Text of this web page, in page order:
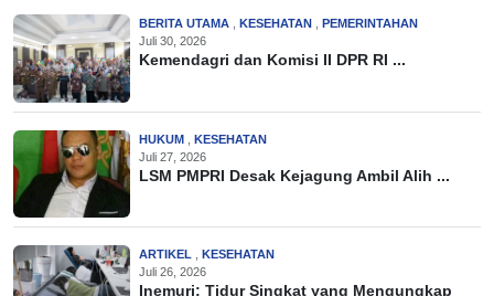
BERITA UTAMA KESEHATAN
PEMERINTAHAN
Juli 30, 2026
Kemendagri dan Komisi II DPR RI ...
HUKUM
KESEHATAN
Juli 27, 2026
LSM PMPRI Desak Kejagung Ambil Alih ...
ARTIKEL
KESEHATAN
Juli 26, 2026
Inemuri: Tidur Singkat yang Mengungkap